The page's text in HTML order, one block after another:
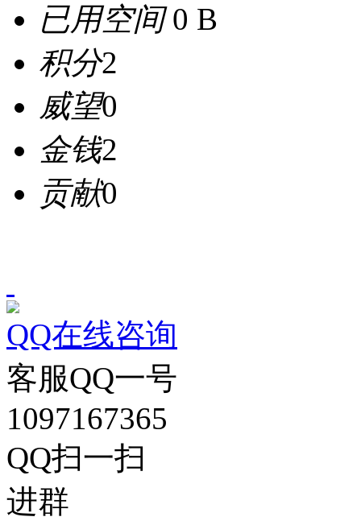
已用空间0 B
积分2
威望0
金钱2
贡献0
QQ在线咨询
客服QQ一号
1097167365
QQ扫一扫
进群